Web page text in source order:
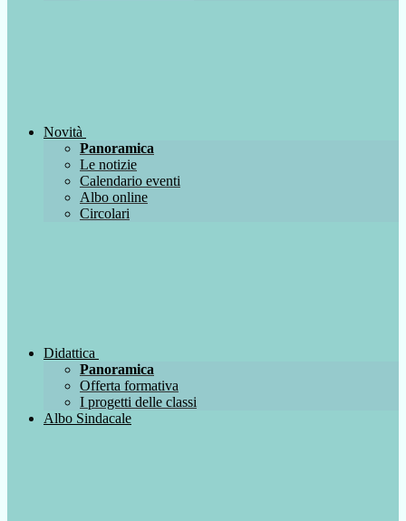
Novità
Panoramica
Le notizie
Calendario eventi
Albo online
Circolari
Didattica
Panoramica
Offerta formativa
I progetti delle classi
Albo Sindacale